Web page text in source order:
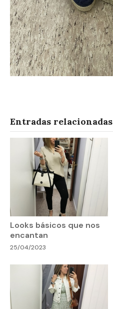
Entradas relacionadas
Looks básicos que nos
encantan
25/04/2023